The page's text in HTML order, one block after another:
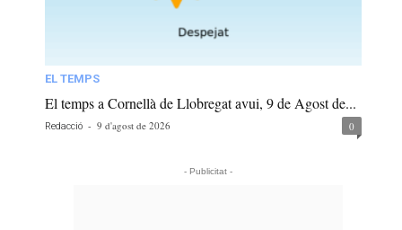
EL TEMPS
El temps a Cornellà de Llobregat avui, 9 de Agost de...
Redacció - 9 d'agost de 2026 0
- Publicitat -